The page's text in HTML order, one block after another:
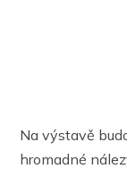
Na výstavě
hromadné